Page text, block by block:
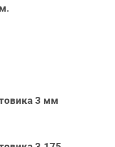
3 мм